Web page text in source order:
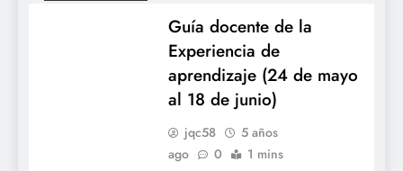
Guía docente de la
Experiencia de
aprendizaje (24 de mayo
al 18 de junio)
jqc58
5 años
ago
0 1 mins